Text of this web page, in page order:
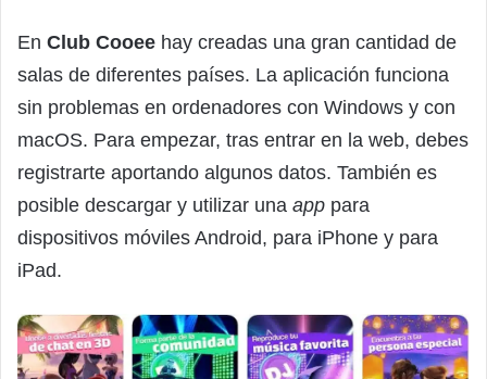
En Club Cooee hay creadas una gran cantidad de
salas de diferentes países. La aplicación funciona
sin problemas en ordenadores con Windows y con
macOS. Para empezar, tras entrar en la web, debes
registrarte aportando algunos datos. También es
posible descargar y utilizar una app para
dispositivos móviles Android, para iPhone y para
iPad.